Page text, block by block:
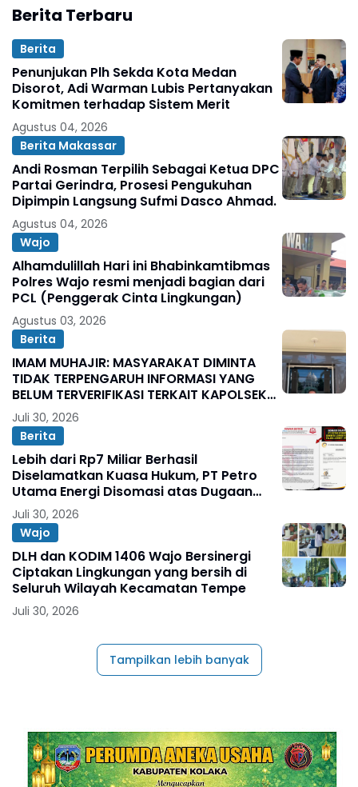
Berita Terbaru
Berita
Penunjukan Plh Sekda Kota Medan
Disorot, Adi Warman Lubis Pertanyakan
Komitmen terhadap Sistem Merit
Agustus 04, 2026
Berita Makassar
Andi Rosman Terpilih Sebagai Ketua DPC
Partai Gerindra, Prosesi Pengukuhan
Dipimpin Langsung Sufmi Dasco Ahmad.
Agustus 04, 2026
Wajo
Alhamdulillah Hari ini Bhabinkamtibmas
Polres Wajo resmi menjadi bagian dari
PCL (Penggerak Cinta Lingkungan)
Agustus 03, 2026
Berita
IMAM MUHAJIR: MASYARAKAT DIMINTA
TIDAK TERPENGARUH INFORMASI YANG
BELUM TERVERIFIKASI TERKAIT KAPOLSEK
BOLO
Juli 30, 2026
Berita
Lebih dari Rp7 Miliar Berhasil
Diselamatkan Kuasa Hukum, PT Petro
Utama Energi Disomasi atas Dugaan
Wanprestasi Pembayaran Success Fee
Juli 30, 2026
Wajo
DLH dan KODIM 1406 Wajo Bersinergi
Ciptakan Lingkungan yang bersih di
Seluruh Wilayah Kecamatan Tempe
Juli 30, 2026
Tampilkan lebih banyak